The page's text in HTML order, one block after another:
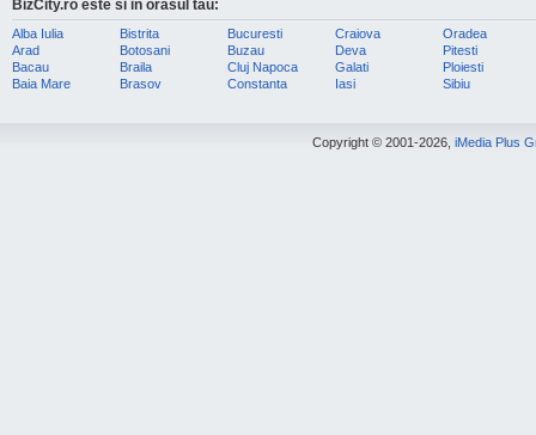
BizCity.ro este si in orasul tau:
Alba Iulia
Arad
Bacau
Baia Mare
Bistrita
Botosani
Braila
Brasov
Bucuresti
Buzau
Cluj Napoca
Constanta
Craiova
Deva
Galati
Iasi
Oradea
Pitesti
Ploiesti
Sibiu
Copyright © 2001-2026, iMedia Plus